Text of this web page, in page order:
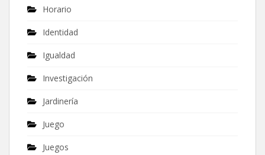
Horario
Identidad
Igualdad
Investigación
Jardinería
Juego
Juegos